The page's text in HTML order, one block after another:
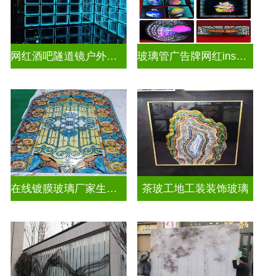
网红酒吧隧道镜户外门头招牌深渊镜千层镜 玻璃管广告牌网红ins灯带造型装饰千层镜深渊镜
在线镀膜玻璃厂家生产安装 茶玻工地工装装饰玻璃